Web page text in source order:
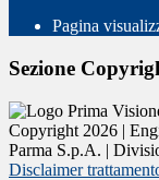
Pagina
Sezione
Copyright 2026 |
Parma S.p.A. |
Disclaimer